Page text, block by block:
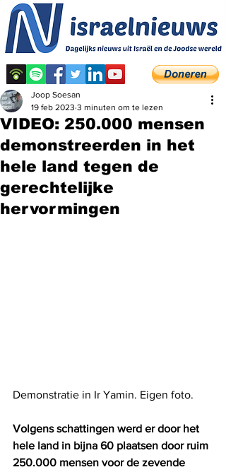
VIDEO: 250.000 mensen
demonstreerden in het
hele land tegen de
gerechtelijke
hervormingen
Joop Soesan
19 feb 2023 3 minuten om te lezen
Demonstratie in Ir Yamin. Eigen foto.
Volgens schattingen werd er door het
hele land in bijna 60 plaatsen door ruim
250.000 mensen voor de zevende